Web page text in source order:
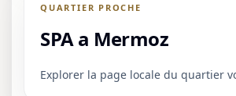
QUARTIER PROCHE
SPA a Mermoz
Explorer la page locale du quartier